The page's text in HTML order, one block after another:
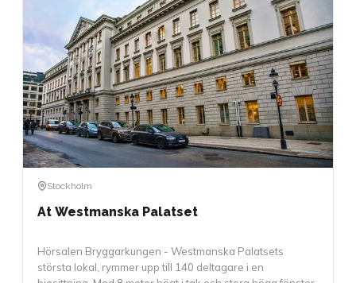
Stockholm
At Westmanska Palatset
Hörsalen Bryggarkungen - Westmanska Palatsets
största lokal, rymmer upp till 140 deltagare i en